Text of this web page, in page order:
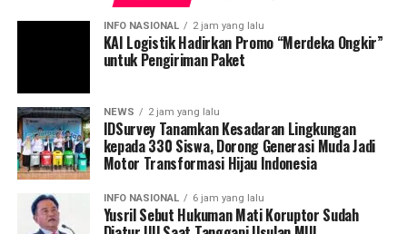
INFO NASIONAL 2 jam yang lalu
KAI Logistik Hadirkan Promo “Merdeka Ongkir”
untuk Pengiriman Paket
NEWS 2 jam yang lalu
IDSurvey Tanamkan Kesadaran Lingkungan
kepada 330 Siswa, Dorong Generasi Muda Jadi
Motor Transformasi Hijau Indonesia
INFO NASIONAL 6 jam yang lalu
Yusril Sebut Hukuman Mati Koruptor Sudah